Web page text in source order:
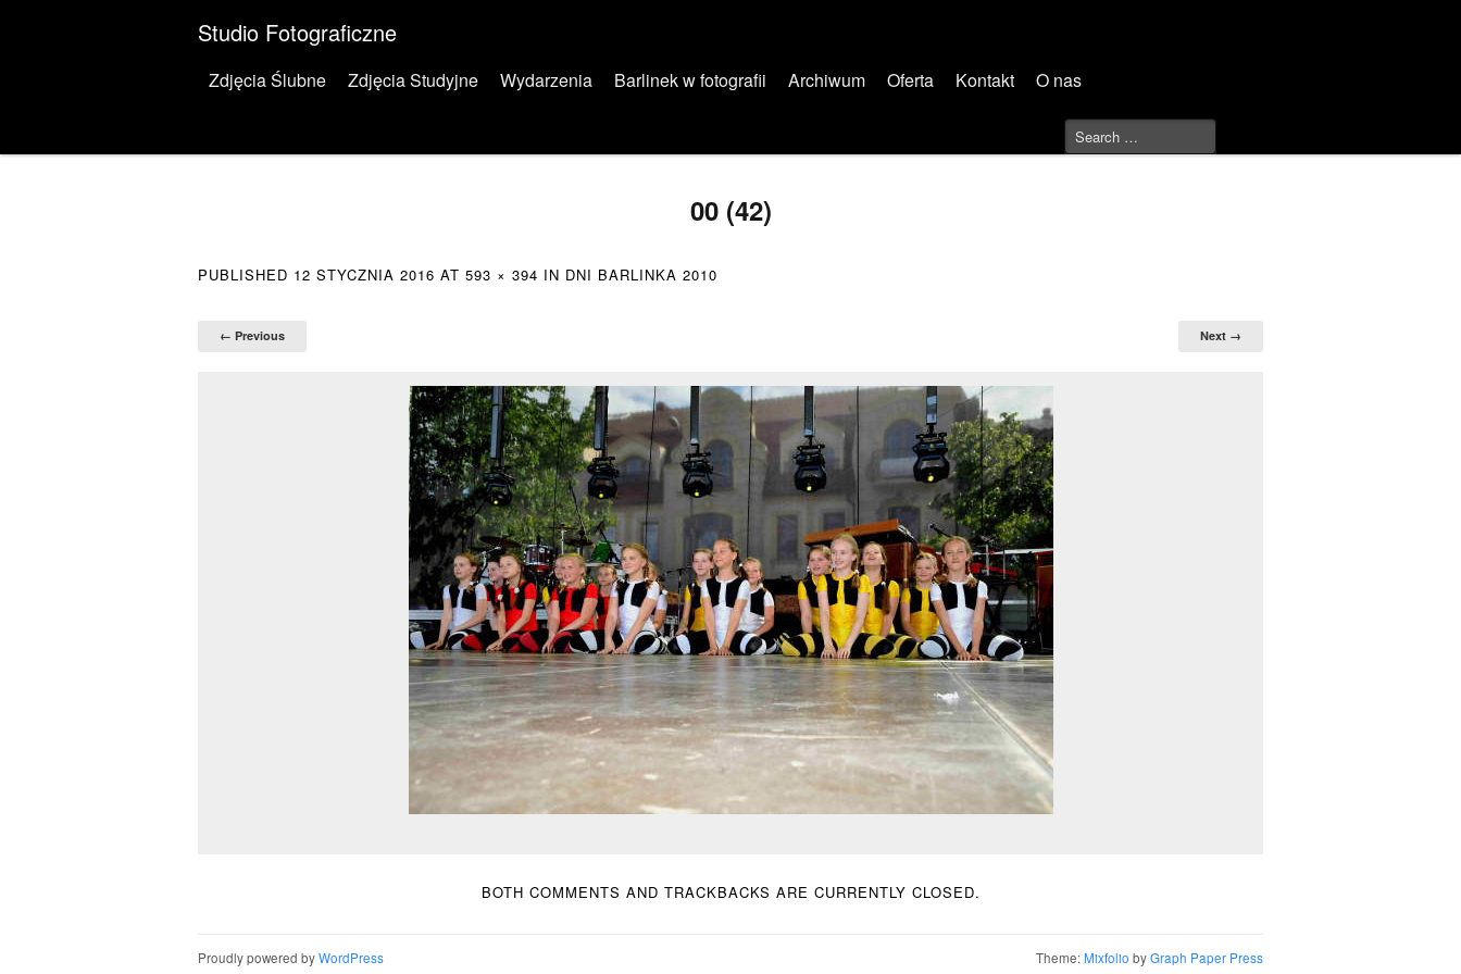
Studio Fotograficzne
Menu
Skip to content
Zdjęcia Ślubne Zdjęcia Studyjne Wydarzenia Barlinek w fotografii Archiwum Oferta Kontakt O nas
00 (42)
PUBLISHED 12 STYCZNIA 2016 AT 593 × 394 IN DNI BARLINKA 2010
← Previous Next →
BOTH COMMENTS AND TRACKBACKS ARE CURRENTLY CLOSED.
Proudly powered byWordPress Theme:Mixfolio byGraph Paper Press